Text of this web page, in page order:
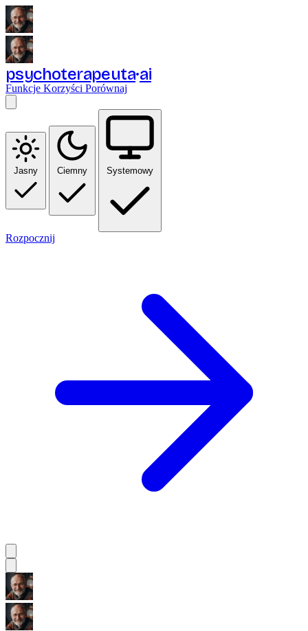
psychoterapeuta ai
Funkcje Korzyści Porównaj
Jasny Ciemny Systemowy
Rozpocznij